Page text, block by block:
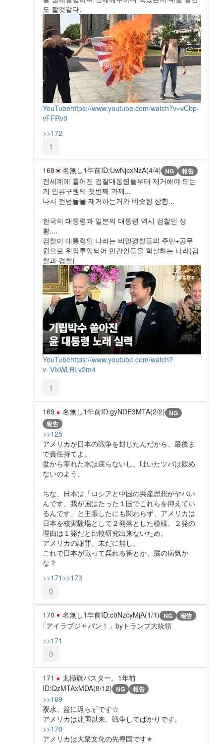
도 할것같다.
YouTubehttps://www.youtube.com/watch?v=vCbp-
vFFRv0
>>172
1
168 名無し1年前ID:UwNjcxNzA(4/4) NG 報告
전세계에 흩어진 검찰대통령들부터 제거해야 되는
게 인류구원의 첫번째 과제...
나치 전범들을 제거하는거와 비슷한 상황...
한국의 대통령과 일본의 대통령 역시 검찰인 상
황....
검찰이 대통령인 나라는 비밀경찰들의 주민+공무
원으로 위장투입되어 민간인들을 학살하는 나라(검
찰과 경찰)
YouTubehttps://www.youtube.com/watch?
v=VlxWLBLv2m4
1
169 名無し1年前ID:gyNDE3MTA(2/2) NG
報告
>>125
アメリカが日本の戦争を封じたんだから、最後ま
で責任持てよ。
盆から零れた水は戻らないし、吐いたツバは飲め
ないのよう。
ちな、日本は「ロシアと中国の共産思想がヤバい
んです、我が国はたった１国でこれらを抑えてい
るんです」と主張したにも関わらず、アメリカは
日本を核実験場として２発落とした模様。２発の
理由は１発だと比較研究出来ないため。
アメリカの謝罪、未だに無し。
これで日本が戦って呉れる筈とか、脳の病気か
な？
>>171 >>173
0
170 名無し1年前ID:c0NzcyMjA(1/1) NG 報告
｢アイラブジャパン！」byトランプ大統領
>>171
0
171 太極旗バスター。 1年前
ID:QzMTAxMDA(8/12) NG 報告
>>169
覆水、盆に返らずです☆
アメリカは建国以来、戦争してばかりです。
>>170
アメリカは大衆文化の先導国です✭